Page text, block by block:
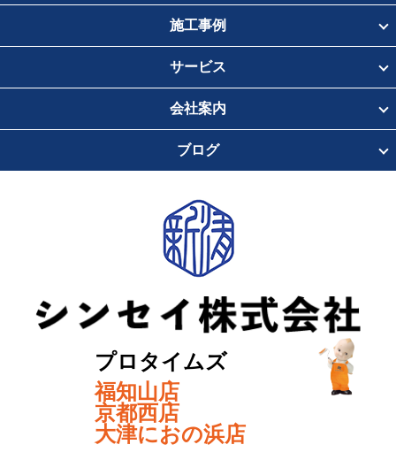
施工事例
サービス
会社案内
ブログ
プロタイムズ
福知山店
京都西店
大津におの浜店